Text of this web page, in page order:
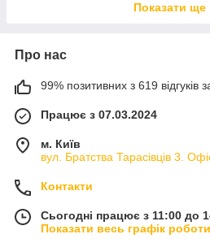
Показати ще
Про нас
99% позитивних з 619 відгуків
Працює з 07.03.2024
м. Київ
вул. Братства Тарасівців 3.
Контакти
Сьогодні працює з 11:00 до
Показати весь графік роботи